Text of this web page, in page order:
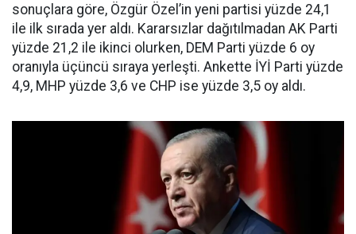
sonuçlara göre, Özgür Özel’in yeni partisi yüzde 24,1
ile ilk sırada yer aldı. Kararsızlar dağıtılmadan AK Parti
yüzde 21,2 ile ikinci olurken, DEM Parti yüzde 6 oy
oranıyla üçüncü sıraya yerleşti. Ankette İYİ Parti yüzde
4,9, MHP yüzde 3,6 ve CHP ise yüzde 3,5 oy aldı.